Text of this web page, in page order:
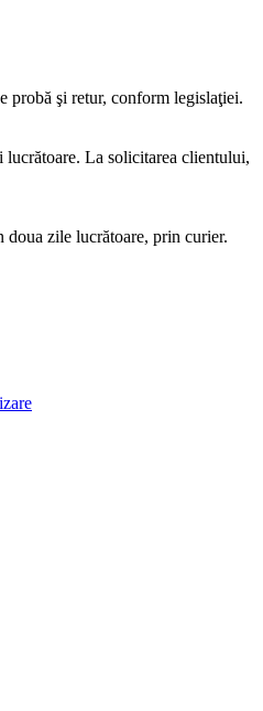
probă şi retur, conform legislaţiei.
La solicitarea clientului,
doua zile lucrătoare, prin curier.